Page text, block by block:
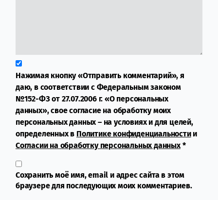
Нажимая кнопку «Отправить комментарий», я
даю, в соответствии с Федеральным законом
№152-ФЗ от 27.07.2006 г. «О персональных
данных», свое согласие на обработку моих
персональных данных – на условиях и для целей,
определенных в Политике конфиденциальностии
Согласии на обработку персональных данных*
Сохранить моё имя, email и адрес сайта в этом
браузере для последующих моих комментариев.